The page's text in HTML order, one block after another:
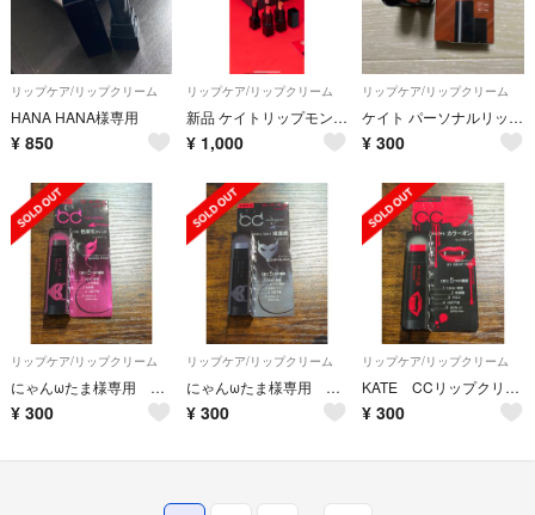
リップケア/リップクリーム
HANA HANA様専用
¥ 850
リップケア/リップクリーム
新品 ケイトリップモンスター ミニ 陽炎
¥ 1,000
リップケア/リップクリーム
ケイト パーソナルリップクリーム 08
¥ 300
リップケア/リップクリーム
にゃんωたま様専用 CCリップクリームN/(ティント) BK【ブラック系】
¥ 300
リップケア/リップクリーム
にゃんωたま様専用 KATE CCリップクリームN/BK【クリアブラック系】
¥ 300
リップケア/リップクリーム
KATE CCリップクリームN/(HW) 01【レッド系】
¥ 300